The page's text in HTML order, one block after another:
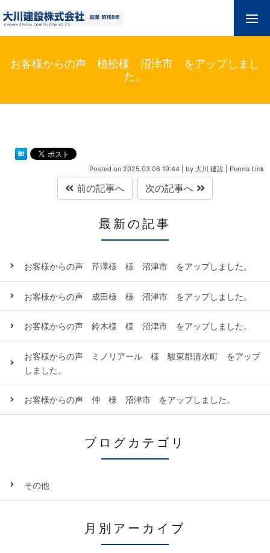
お客様からの声 植松様 沼津市 をアップしまし
た。
Posted on 2025.03.06 19:44 by 大川 建設 Perma Link
前の記事へ 次の記事へ
最新の記事
お客様からの声 芹澤様 様 沼津市 をアップしました。
お客様からの声 成田様 様 沼津市 をアップしました。
お客様からの声 鈴木様 様 沼津市 をアップしました。
お客様からの声 ミノリアール 様 駿東郡清水町 をアップ
しました。
お客様からの声 仲 様 沼津市 をアップしました。
ブログカテゴリ
その他
月別アーカイブ